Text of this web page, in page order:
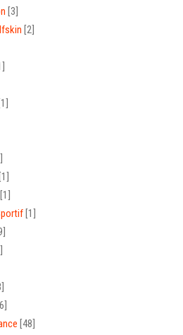
[3]
[2]
[1]
[1]
[1]
[1]
[48]